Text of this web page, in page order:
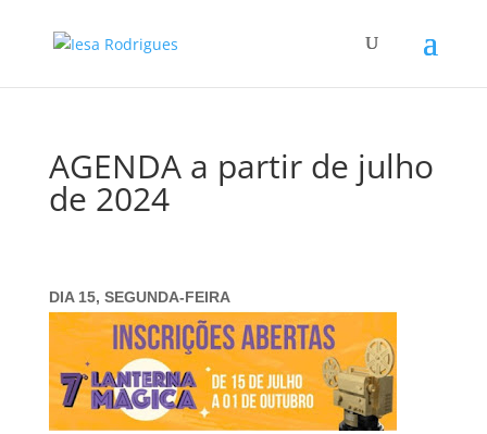
AGENDA a partir de julho
de 2024
DIA 15, SEGUNDA-FEIRA